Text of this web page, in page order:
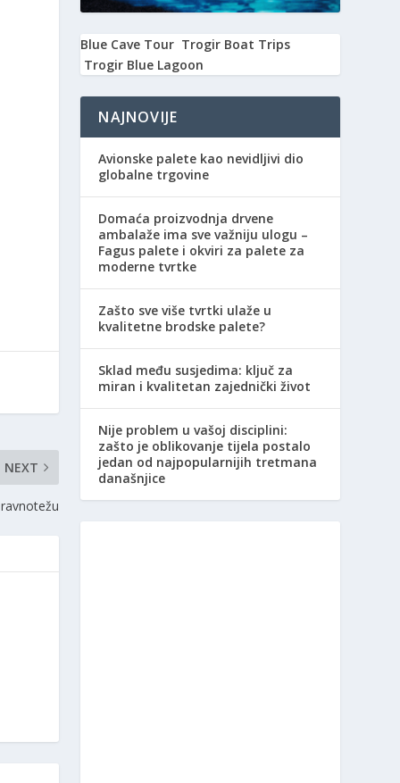
NEXT
Blue Cave Tour Trogir Boat Trips
Trogir Blue Lagoon
NAJNOVIJE
Avionske palete kao nevidljivi dio
globalne trgovine
Domaća proizvodnja drvene
ambalaže ima sve važniju ulogu –
Fagus palete i okviri za palete za
moderne tvrtke
Zašto sve više tvrtki ulaže u
kvalitetne brodske palete?
Sklad među susjedima: ključ za
miran i kvalitetan zajednički život
Nije problem u vašoj disciplini:
zašto je oblikovanje tijela postalo
jedan od najpopularnijih tretmana
današnjice